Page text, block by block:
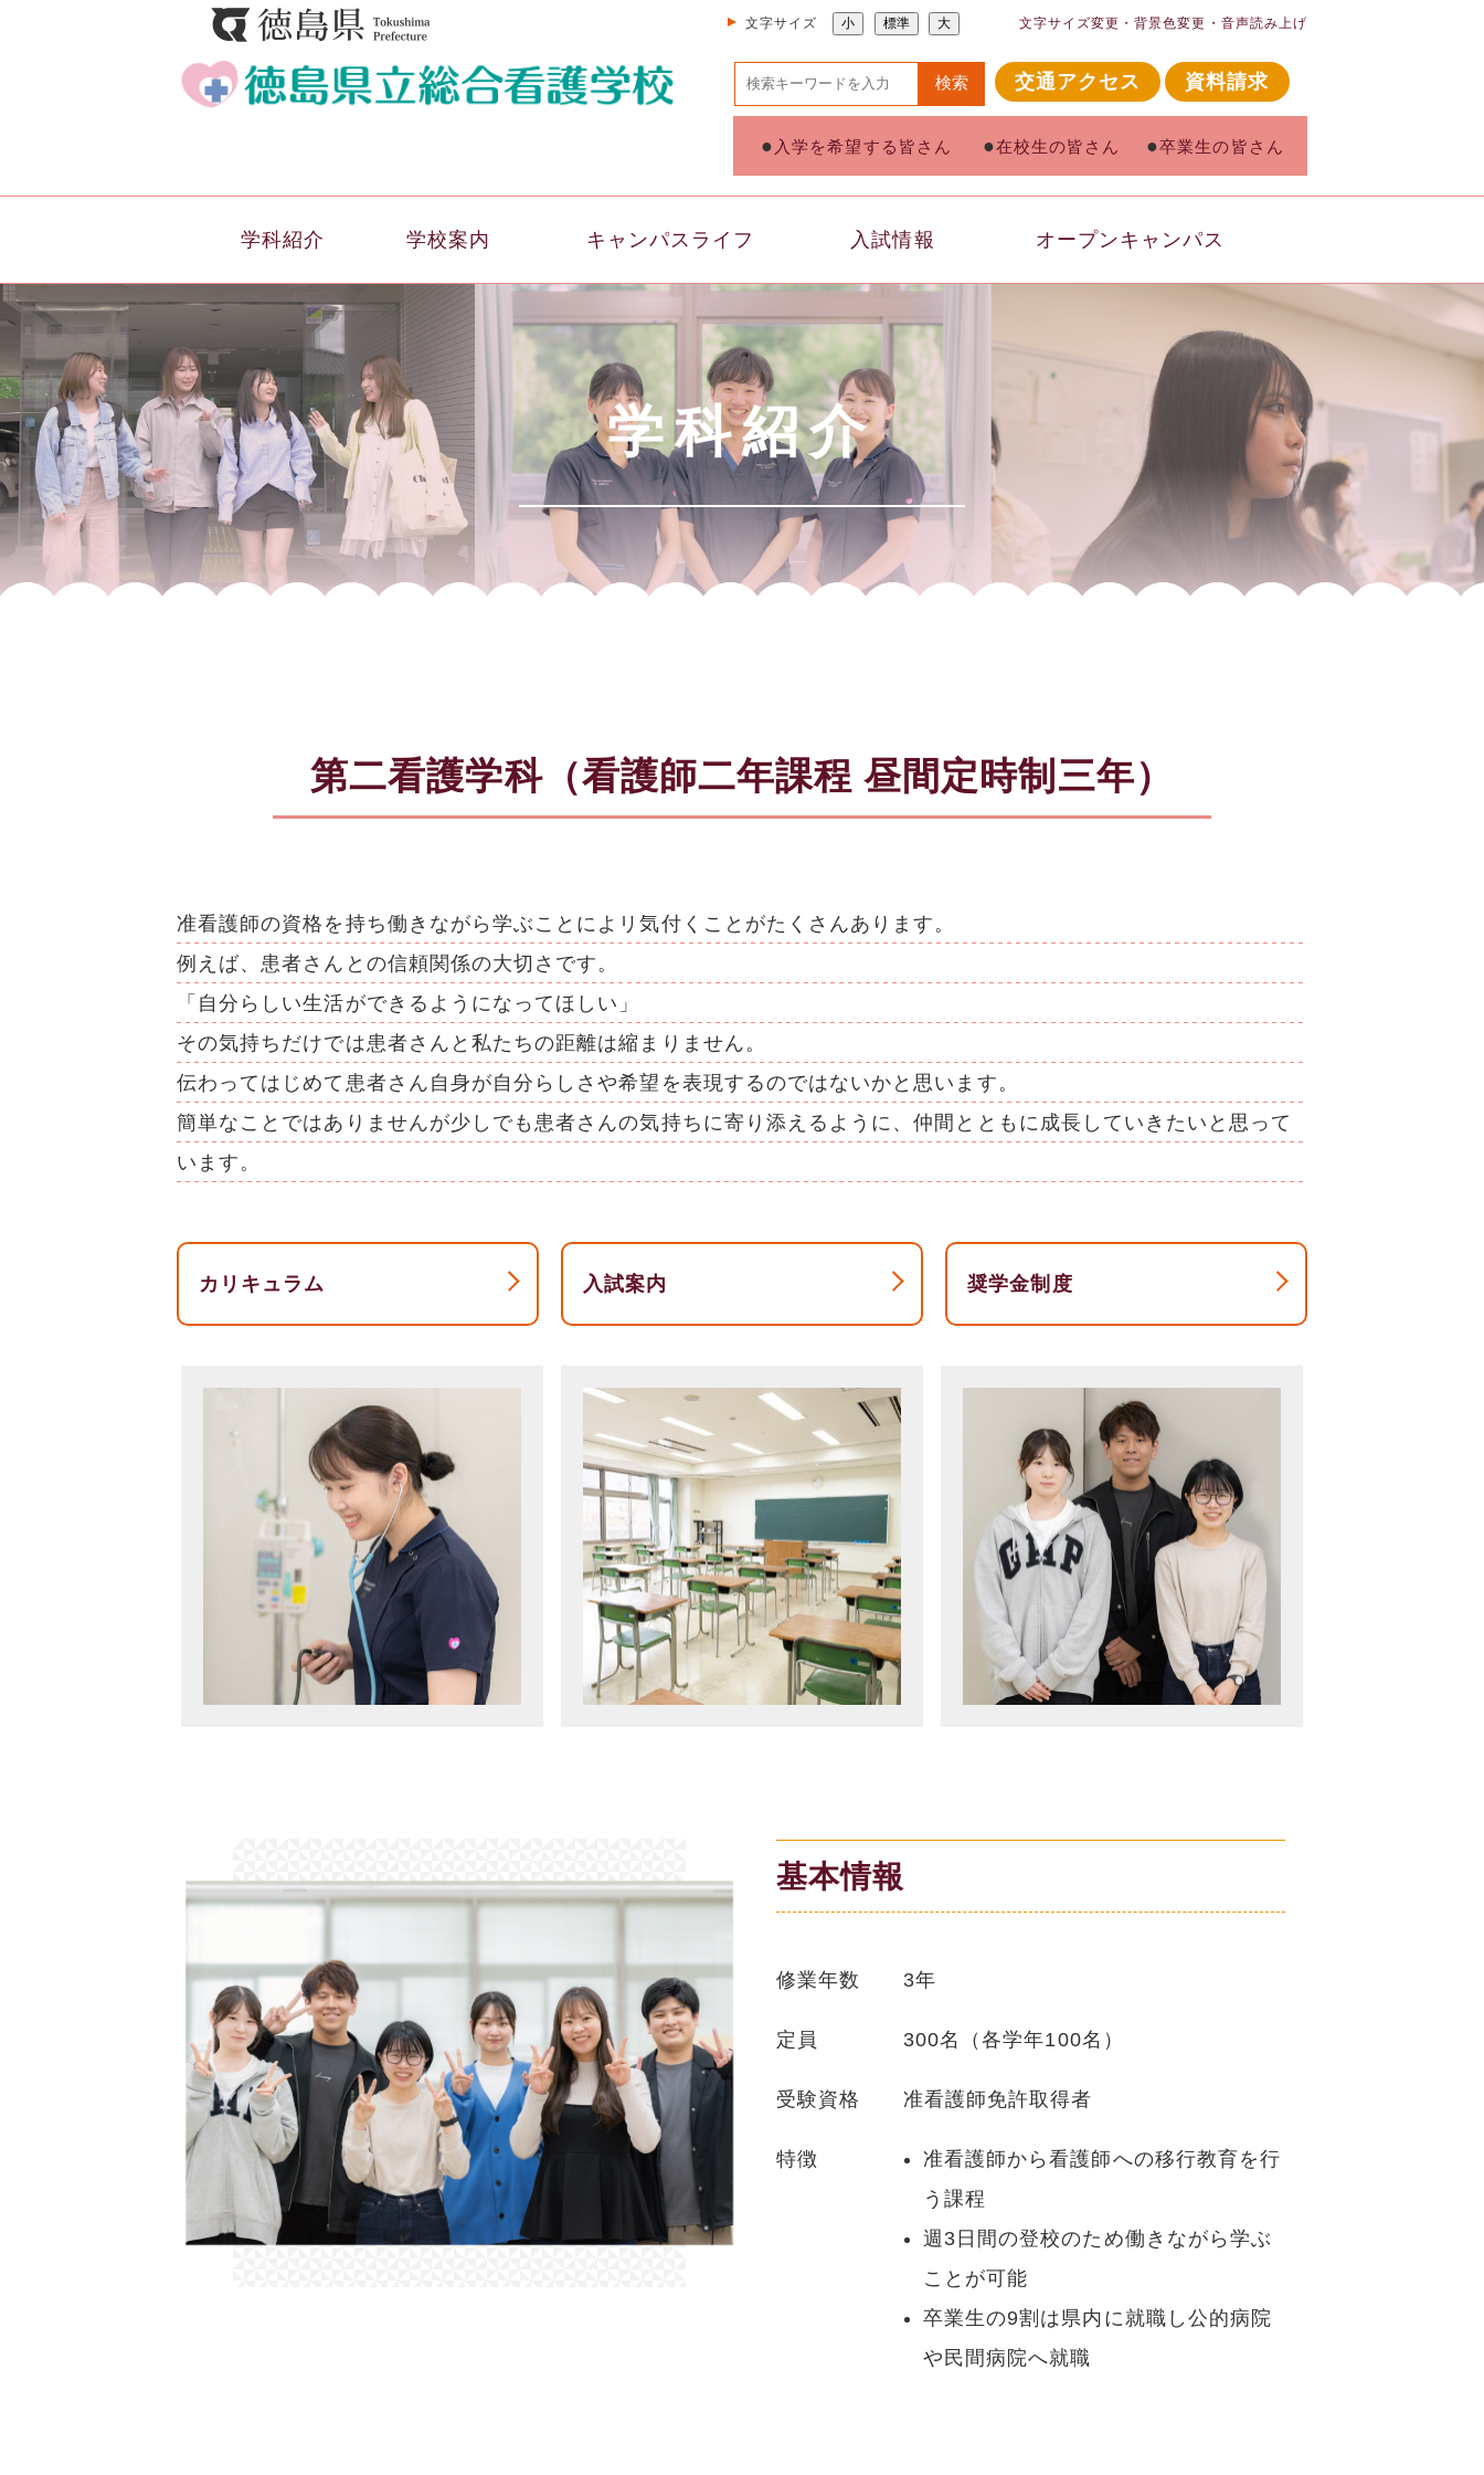
文字サイズ 小 標準 大 文字サイズ変更・背景色変更・音声読み上げ
検索 交通アクセス 資料請求
入学を希望する皆さん 在校生の皆さん 卒業生の皆さん
学科紹介 学校案内 キャンパスライフ 入試情報 オープンキャンパス
学科紹介
第二看護学科（看護師二年課程 昼間定時制三年）
准看護師の資格を持ち働きながら学ぶことによリ気付くことがたくさんあります。
例えば、患者さんとの信頼関係の大切さです。
「自分らしい生活ができるようになってほしい」
その気持ちだけでは患者さんと私たちの距離は縮まりません。
伝わってはじめて患者さん自身が自分らしさや希望を表現するのではないかと思います。
簡単なことではありませんが少しでも患者さんの気持ちに寄り添えるように、仲間とともに成長していきたいと思って
います。
カリキュラム 入試案内 奨学金制度
基本情報
修業年数 3年
定員 300名（各学年100名）
受験資格 准看護師免許取得者
特徴
准看護師から看護師への移行教育を行
う課程
週3日間の登校のため働きながら学ぶ
ことが可能
卒業生の9割は県内に就職し公的病院
や民間病院へ就職